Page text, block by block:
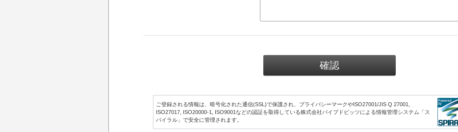
ご登録される情報は、暗号化された通信(SSL)で保護され、プライバシーマークやISO27001/JIS Q 27001,
ISO27017, ISO20000-1, ISO9001などの認証を取得している株式会社パイプドビッツによる情報管理システム「ス
パイラル」 で安全に管理されます。